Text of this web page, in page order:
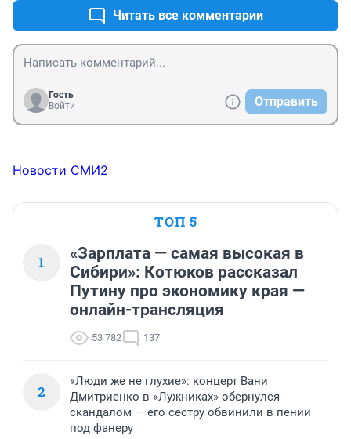
Читать все комментарии
Гость
Войти
Отправить
Новости СМИ2
ТОП 5
1
«Зарплата — самая высокая в
Сибири»: Котюков рассказал
Путину про экономику края —
онлайн-трансляция
53 782 137
2
«Люди же не глухие»: концерт Вани
Дмитриенко в «Лужниках» обернулся
скандалом — его сестру обвинили в пении
под фанеру